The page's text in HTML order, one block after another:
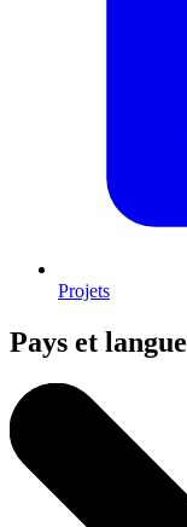
Projets
Pays et langue